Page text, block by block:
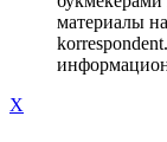
материалы
X